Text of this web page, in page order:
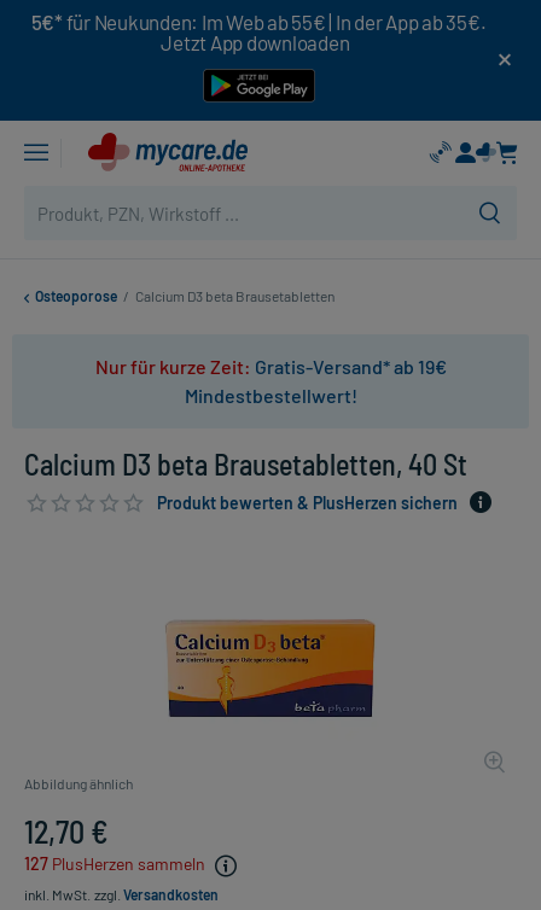
5€* für Neukunden: Im Web ab 55€ | In der App ab 35€.
Jetzt App downloaden
Osteoporose / Calcium D3 beta Brausetabletten
Nur für kurze Zeit: Gratis-Versand* ab 19€
Mindestbestellwert!
Calcium D3 beta Brausetabletten, 40 St
Produkt bewerten & PlusHerzen sichern
Abbildung ähnlich
12,70 €
127 PlusHerzen sammeln
inkl. MwSt. zzgl. Versandkosten